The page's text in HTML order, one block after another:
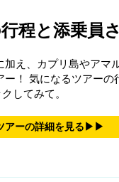
！程と添乗員
え、カプリ島やアマ
！ 気になるツアー
してみて。
アーの詳細を見る▶▶